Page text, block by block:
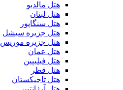
هتل مالدیو
هتل لبنان
هتل سنگاپور
هتل جزیره سیشل
هتل جزیره موریس
هتل عمان
هتل فیلیپین
هتل قطر
هتل تاجیکستان